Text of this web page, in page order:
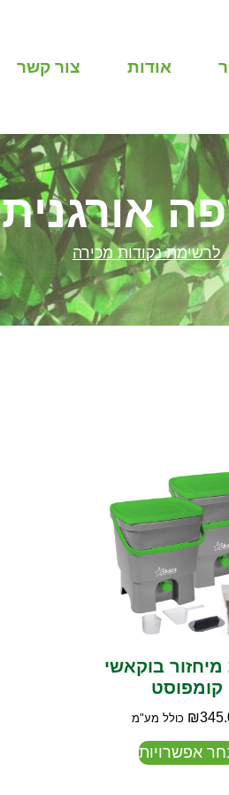
אודות צור קשר
אורגנית
לרשימת נקודות מכירה
בוקאשי
קומפוסט
₪ כולל מע"מ
אפשרויות